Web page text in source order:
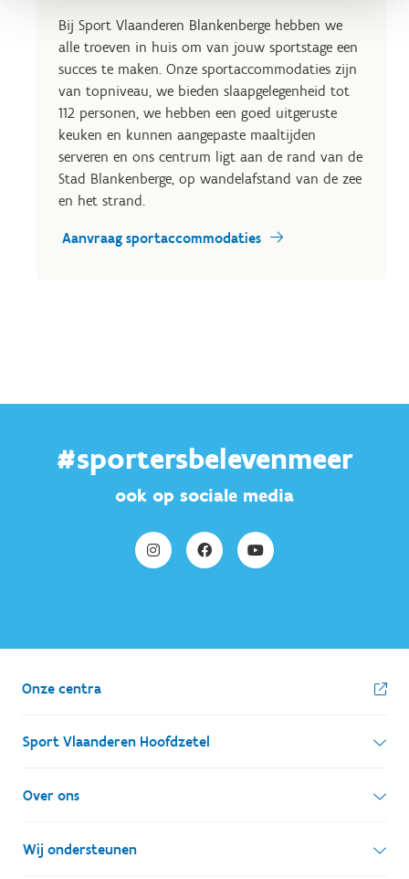
Bij Sport Vlaanderen Blankenberge hebben we
alle troeven in huis om van jouw sportstage een
succes te maken. Onze sportaccommodaties zijn
van topniveau, we bieden slaapgelegenheid tot
112 personen, we hebben een goed uitgeruste
keuken en kunnen aangepaste maaltijden
serveren en ons centrum ligt aan de rand van de
Stad Blankenberge, op wandelafstand van de zee
en het strand.
Aanvraag sportaccommodaties
#sportersbelevenmeer
ook op sociale media
Onze centra
Sport Vlaanderen Hoofdzetel
Simon Bolivarlaan 17
1000 Brussel
Ondernemingsnummer: BE 0248.142.826
Over ons
Wie zijn we, wat doen we
Wij ondersteunen